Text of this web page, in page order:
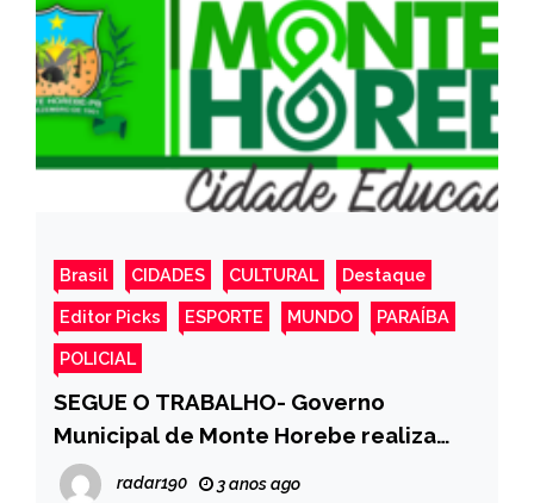
Brasil CIDADES CULTURAL Destaque
Editor Picks ESPORTE MUNDO PARAÍBA
POLICIAL
SEGUE O TRABALHO- Governo
Municipal de Monte Horebe realiza
troca e reposição da iluminação
radar190 3 anos ago